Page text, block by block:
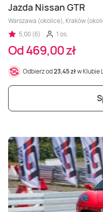
Jazda Nissan GTR
Warszawa (okolice), Kraków
5,00 (6)
1 os.
Od 469,00 zł
Odbierz od23,45 złw Klubie